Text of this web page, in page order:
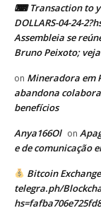
⌨ Transaction to
DOLLARS-04-24-
Assembleia se
Bruno Peixoto;
on Mineradora em
abandona
benefícios
Anya166Ol on
e de comunicação
Bitcoin
telegra.ph/